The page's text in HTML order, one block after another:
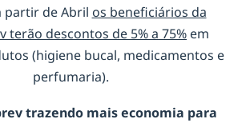
partir de Abril os beneficiários da
terão descontos de 5% a 75% em
(higiene bucal, medicamentos e
perfumaria).
trazendo mais economia para